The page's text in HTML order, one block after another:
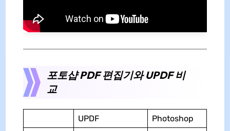
포토샵PDF 편집기와 UPDF 비
교
UPDF Photoshop